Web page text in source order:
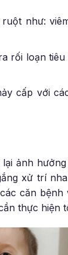
như:
rối loạn
cấp với
ảnh
xử trí
căn bệnh
thực hiện